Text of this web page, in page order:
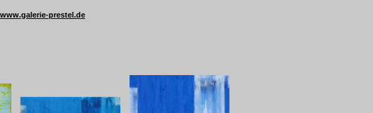
www.galerie-prestel.de